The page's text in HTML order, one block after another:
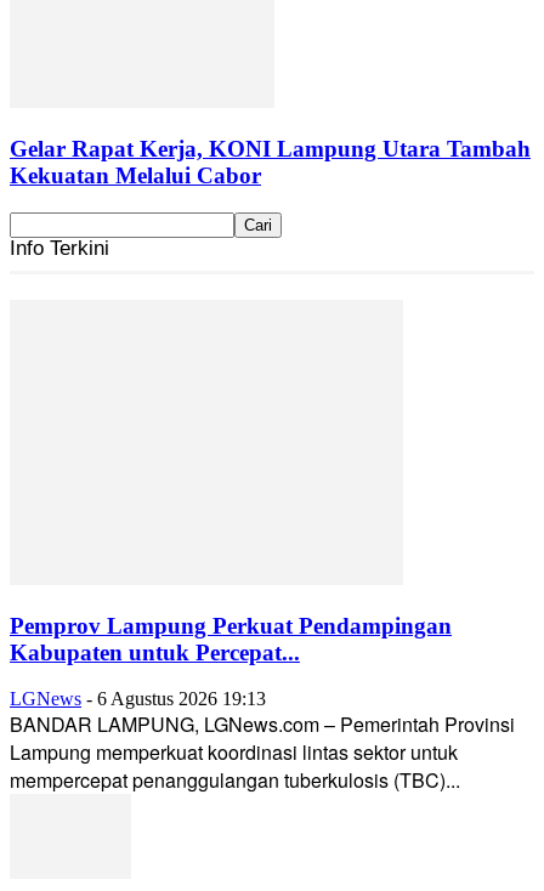
Gelar Rapat Kerja, KONI Lampung Utara Tambah
Kekuatan Melalui Cabor
Info Terkini
Pemprov Lampung Perkuat Pendampingan
Kabupaten untuk Percepat...
LGNews - 6 Agustus 2026 19:13
BANDAR LAMPUNG, LGNews.com – Pemerintah Provinsi
Lampung memperkuat koordinasi lintas sektor untuk
mempercepat penanggulangan tuberkulosis (TBC)...